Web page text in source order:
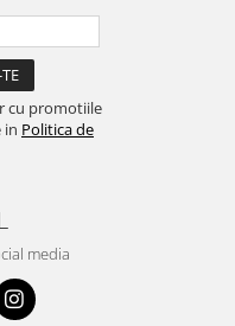
cu promotiile
in Politica de
media